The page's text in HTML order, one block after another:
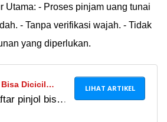
Utama: - Proses pinjam uang tunai
- Tanpa verifikasi wajah. - Tidak
yang diperlukan.
Dicicil
Cair ke DANA
pinjol bisa
LIHAT ARTIKEL